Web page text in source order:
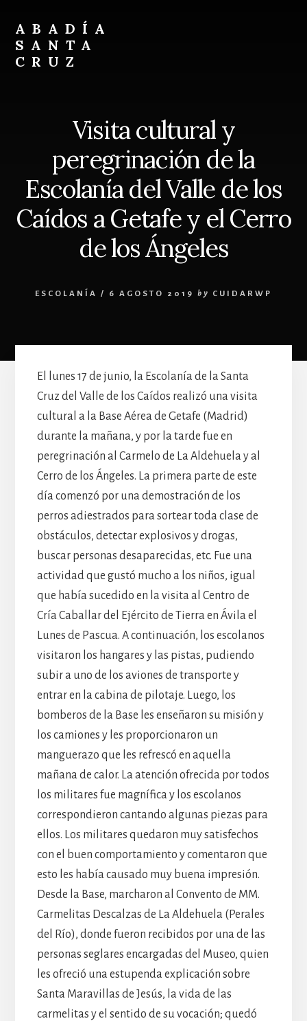
content
footer
ABADÍA
SANTA
CRUZ
Visita cultural y
peregrinación de la
Escolanía del Valle de los
Caídos a Getafe y el Cerro
de los Ángeles
ESCOLANÍA / 6 AGOSTO 2019 by CUIDARWP
El lunes 17 de junio, la Escolanía de la Santa
Cruz del Valle de los Caídos realizó una visita
cultural a la Base Aérea de Getafe (Madrid)
durante la mañana, y por la tarde fue en
peregrinación al Carmelo de La Aldehuela y al
Cerro de los Ángeles. La primera parte de este
día comenzó por una demostración de los
perros adiestrados para sortear toda clase de
obstáculos, detectar explosivos y drogas,
buscar personas desaparecidas, etc. Fue una
actividad que gustó mucho a los niños, igual
que había sucedido en la visita al Centro de
Cría Caballar del Ejército de Tierra en Ávila el
Lunes de Pascua. A continuación, los escolanos
visitaron los hangares y las pistas, pudiendo
subir a uno de los aviones de transporte y
entrar en la cabina de pilotaje. Luego, los
bomberos de la Base les enseñaron su misión y
los camiones y les proporcionaron un
manguerazo que les refrescó en aquella
mañana de calor. La atención ofrecida por todos
los militares fue magnífica y los escolanos
correspondieron cantando algunas piezas para
ellos. Los militares quedaron muy satisfechos
con el buen comportamiento y comentaron que
esto les había causado muy buena impresión.
Desde la Base, marcharon al Convento de MM.
Carmelitas Descalzas de La Aldehuela (Perales
del Río), donde fueron recibidos por una de las
personas seglares encargadas del Museo, quien
les ofreció una estupenda explicación sobre
Santa Maravillas de Jesús, la vida de las
carmelitas y el sentido de su vocación; quedó